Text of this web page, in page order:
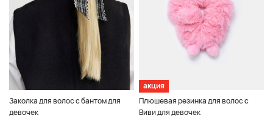
Заколка для волос с бантом для
девочек
акция
Плюшевая резинка для волос с
Виви для девочек